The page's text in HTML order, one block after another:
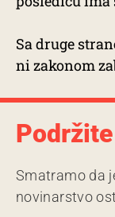
Sa druge
ni zakonom
Smatramo da
novinarstvo